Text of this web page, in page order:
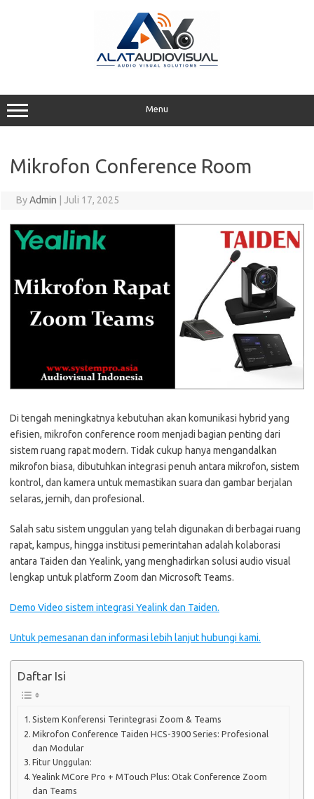
Menu
Mikrofon Conference Room
ByAdmin Juli 17, 2025
Di tengah meningkatnya kebutuhan akan komunikasi hybrid yang
efisien, mikrofon conference room menjadi bagian penting dari
sistem ruang rapat modern. Tidak cukup hanya mengandalkan
mikrofon biasa, dibutuhkan integrasi penuh antara mikrofon, sistem
kontrol, dan kamera untuk memastikan suara dan gambar berjalan
selaras, jernih, dan profesional.
Salah satu sistem unggulan yang telah digunakan di berbagai ruang
rapat, kampus, hingga institusi pemerintahan adalah kolaborasi
antara Taiden dan Yealink, yang menghadirkan solusi audio visual
lengkap untuk platform Zoom dan Microsoft Teams.
Demo Video sistem integrasi Yealink dan Taiden.
Untuk pemesanan dan informasi lebih lanjut hubungi kami.
Daftar Isi
Sistem Konferensi Terintegrasi Zoom & Teams
Mikrofon Conference Taiden HCS-3900 Series: Profesional
dan Modular
Fitur Unggulan:
Yealink MCore Pro + MTouch Plus: Otak Conference Zoom
dan Teams